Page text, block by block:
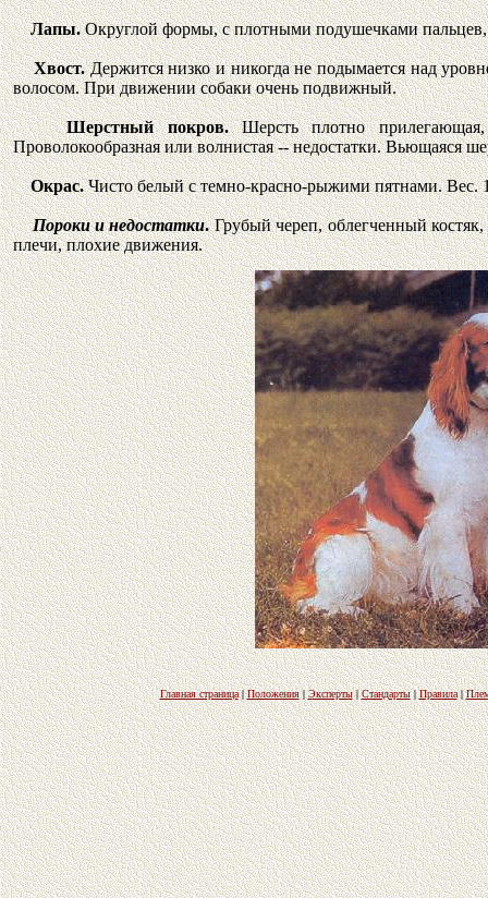
Лапы.Округлой формы, с плотными подушечками
Хвост.Держится низко и никогда не подымается над
волосом. При движении собаки очень подвижный.
Шерстный покров.Шерсть плотно прилегающая,
Проволокообразная или волнистая -- недостатки. Вьющаяся
Окрас.Чисто белый с темно-красно-рыжими пятнами. Вес.
Пороки и недостатки.Грубый череп, облегченный
плечи, плохие движения.
Главная страница|Положения|Эксперты|Стандарты|Правила|